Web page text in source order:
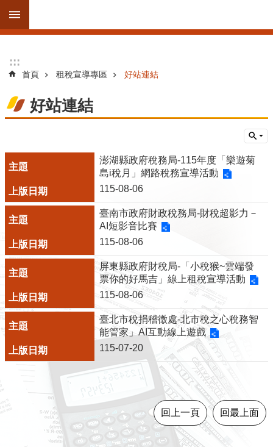
跳到主要內容區塊
階
搜
息
告
線
服
務
見
流
便
:::
:::
首頁 租稅宣導專區 好站連結
好站連結
澎湖縣政府稅務局-115年度「樂遊菊
島i稅月」網路稅務宣導活動
115-08-06
臺南市政府財政稅務局-財稅超影力－
AI短影音比賽
115-08-06
屏東縣政府財稅局-「小稅猴~雲端發
票你的好馬吉」線上租稅宣導活動
115-08-06
臺北市稅捐稽徵處-北市稅之心稅務智
能管家」AI互動線上遊戲
115-07-20
回上一頁 回最上面